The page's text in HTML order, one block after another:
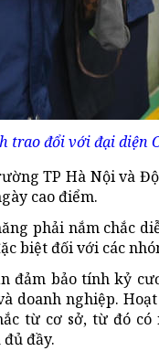
đổi với đại diện
TP Hà Nội và
cao điểm.
phải nắm chắc
biệt đối với các
đảm bảo tính kỷ
doanh nghiệp.
từ cơ sở, từ đó
đầy.